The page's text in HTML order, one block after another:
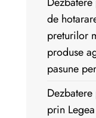
de
preturilor
produse
pasune
prin